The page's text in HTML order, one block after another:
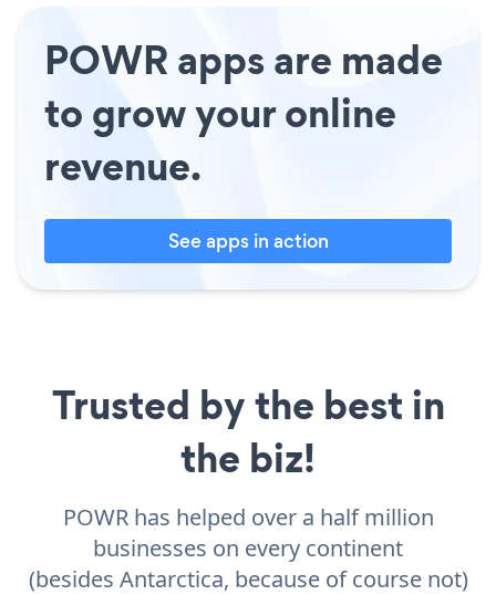
POWR apps are made
to grow your online
revenue.
See apps in action
Trusted by the best in
the biz!
POWR has helped over a half million
businesses on every continent
(besides Antarctica, because of course not)